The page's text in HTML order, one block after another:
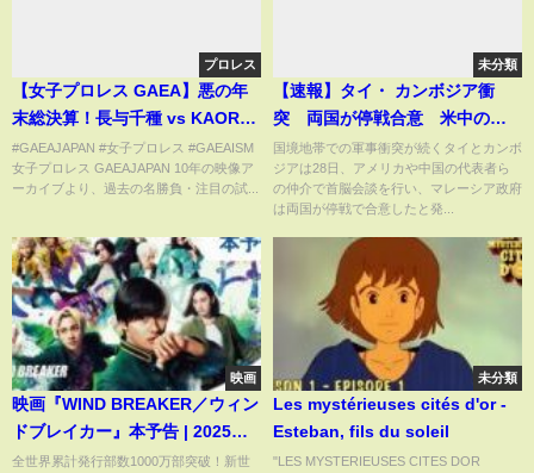
プロレス
【女子プロレス GAEA】悪の年
末総決算！長与千種 vs KAORU
2000年12月17日＠東京・後楽園
ホール
#GAEAJAPAN #女子プロレス #GAEAISM
女子プロレス GAEAJAPAN 10年の映像ア
ーカイブより、過去の名勝負・注目の試...
未分類
【速報】タイ・ カンボジア衝
突 両国が停戦合意 米中の代
表者らが首脳会談を仲介｜
TBS NEWS DIG
国境地帯での軍事衝突が続くタイとカンボ
ジアは28日、アメリカや中国の代表者ら
の仲介で首脳会談を行い、マレーシア政府
は両国が停戦で合意したと発...
映画
映画『WIND BREAKER／ウィン
ドブレイカー』本予告 | 2025年
12月5日（金）公開
全世界累計発行部数1000万部突破！新世
未分類
Les mystérieuses cités d'or -
Esteban, fils du soleil
"LES MYSTERIEUSES CITES DOR